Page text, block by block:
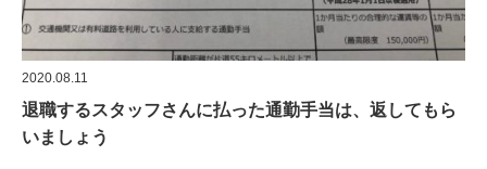
2020.08.11
退職するスタッフさんに払った通勤手当は、返してもら
いましょう